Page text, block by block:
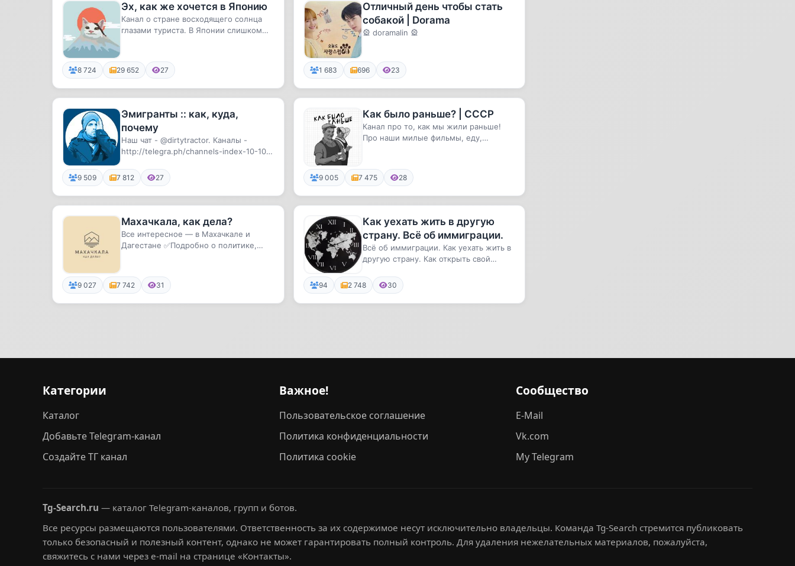
Эх, как же хочется в Японию
Канал о стране восходящего солнца
глазами туриста. В Японии слишком
8 724 29 652 27
Отличный день чтобы стать
собакой | Dorama
🎡 doramalin 🎡
1 683 696 23
Эмигранты :: как, куда,
почему
Наш чат - @dirtytractor. Каналы -
http://telegra.ph/channels-index-10-10
9 509 7 812 27
Как было раньше? | СССР
Канал про то, как мы жили раньше!
Про наши милые фильмы, еду,
9 005 7 475 28
Махачкала, как дела?
Все интересное — в Махачкале и
Дагестане ✅Подробно о политике,
9 027 7 742 31
Как уехать жить в другую
страну. Всё об иммиграции.
Всё об иммиграции. Как уехать жить в
другую страну. Как открыть свой
94 2 748 30
Категории
Каталог
Добавьте Telegram-канал
Создайте ТГ канал
Важное!
Пользовательское соглашение
Политика конфиденциальности
Политика cookie
Сообщество
E-Mail
Vk.com
My Telegram
Tg-Search.ru — каталог Telegram-каналов, групп и ботов.
Все ресурсы размещаются пользователями. Ответственность за их содержимое несут исключительно владельцы. Команда Tg-Search стремится публиковать
только безопасный и полезный контент, однако не может гарантировать полный контроль. Для удаления нежелательных материалов, пожалуйста,
свяжитесь с нами через e-mail на странице «Контакты».